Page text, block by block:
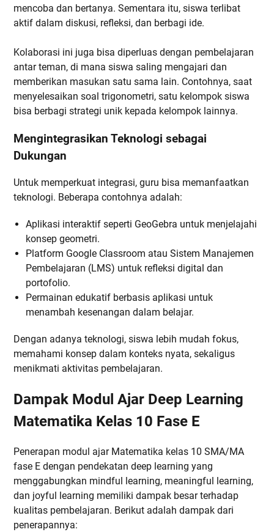
mencoba dan bertanya. Sementara itu, siswa terlibat
aktif dalam diskusi, refleksi, dan berbagi ide.
Kolaborasi ini juga bisa diperluas dengan pembelajaran
antar teman, di mana siswa saling mengajari dan
memberikan masukan satu sama lain. Contohnya, saat
menyelesaikan soal trigonometri, satu kelompok siswa
bisa berbagi strategi unik kepada kelompok lainnya.
Mengintegrasikan Teknologi sebagai
Dukungan
Untuk memperkuat integrasi, guru bisa memanfaatkan
teknologi. Beberapa contohnya adalah:
Aplikasi interaktif seperti GeoGebra untuk menjelajahi
konsep geometri.
Platform Google Classroom atau Sistem Manajemen
Pembelajaran (LMS) untuk refleksi digital dan
portofolio.
Permainan edukatif berbasis aplikasi untuk
menambah kesenangan dalam belajar.
Dengan adanya teknologi, siswa lebih mudah fokus,
memahami konsep dalam konteks nyata, sekaligus
menikmati aktivitas pembelajaran.
Dampak Modul Ajar Deep Learning
Matematika Kelas 10 Fase E
Penerapan modul ajar Matematika kelas 10 SMA/MA
fase E dengan pendekatan deep learning yang
menggabungkan mindful learning, meaningful learning,
dan joyful learning memiliki dampak besar terhadap
kualitas pembelajaran. Berikut adalah dampak dari
penerapannya: